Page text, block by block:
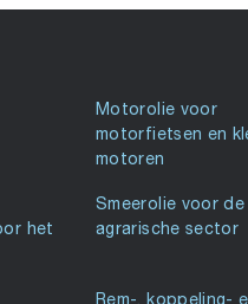
Motorolie voor
motorfietsen en
motoren
het
Smeerolie voor de
agrarische sector
Rem-, koppeling-